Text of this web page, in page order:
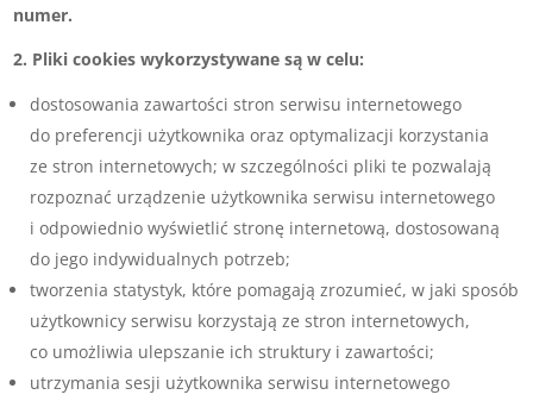
numer.
2. Pliki cookies wykorzystywane są w celu:
dostosowania zawartości stron serwisu internetowego
do preferencji użytkownika oraz optymalizacji korzystania
ze stron internetowych; w szczególności pliki te pozwalają
rozpoznać urządzenie użytkownika serwisu internetowego
i odpowiednio wyświetlić stronę internetową, dostosowaną
do jego indywidualnych potrzeb;
tworzenia statystyk, które pomagają zrozumieć, w jaki sposób
użytkownicy serwisu korzystają ze stron internetowych,
co umożliwia ulepszanie ich struktury i zawartości;
utrzymania sesji użytkownika serwisu internetowego